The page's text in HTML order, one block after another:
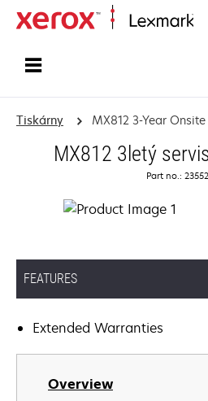
Tiskárny MX812 3-Year
MX812 3letý
Part no.:
FEATURES
Extended Warranties
Overview